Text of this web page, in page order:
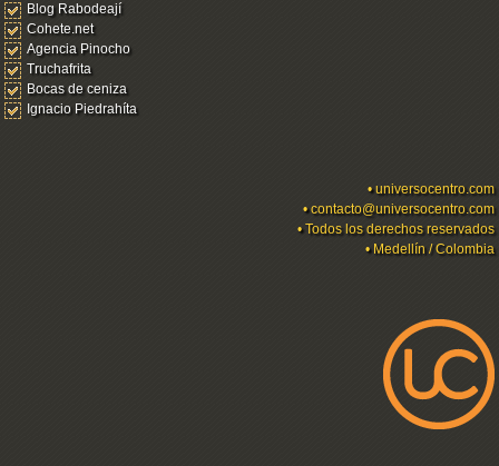
Blog Rabodeají
Cohete.net
Agencia Pinocho
Truchafrita
Bocas de ceniza
Ignacio Piedrahíta
•universocentro.com
•contacto@universocentro.com
• Todos los derechos reservados
• Medellín / Colombia